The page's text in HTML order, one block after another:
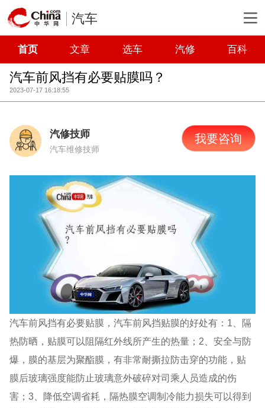
汽车
首页 文章 选车 汽修 百科
汽车前风挡有必要贴膜吗？
2023-07-17 16:18:55
汽修技师
汽车维修技师
我要咨询
汽车前风挡有必要贴膜，汽车前风挡贴膜的好处有：1、隔
热防晒，贴膜可以阻隔红外线所产生的热量；2、安全与防
爆，膜的基层为聚酯膜，有非常耐撕拉防击穿的功能，贴
膜后玻璃强度能防止玻璃意外破碎对司乘人员造成的伤
害；3、降低空调省耗，隔热膜空调制冷能力损失可以得到